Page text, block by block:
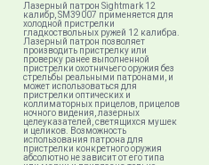
Лазерный патрон Sightmark 12
калибр, SM39007 применяется для
холодной пристрелки
гладкоствольных ружей 12 калибра.
Лазерный патрон позволяет
производить пристрелку или
проверку ранее выполненной
пристрелки охотничьего оружия без
стрельбы реальными патронами, и
может использоваться для
пристрелки оптических и
коллиматорных прицелов, прицелов
ночного видения, лазерных
целеуказателей, светящихся мушек
и целиков. Возможность
использования патрона для
пристрелки конкретного оружия
абсолютно не зависит от его типа